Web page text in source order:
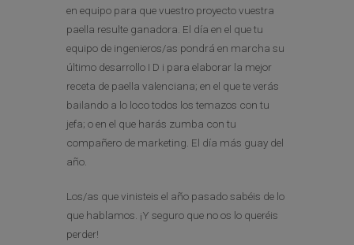
en equipo para quevuestro proyectovuestra
paella resulte ganadora. El día en el que tu
equipo de ingenieros/as pondrá en marcha su
último desarrollo I D i para elaborar la mejor
receta de paella valenciana; en el que te verás
bailando a lo loco todos los temazos con tu
jefa; o en el que harás zumba con tu
compañero de marketing. El día más guay del
año.
Los/as que vinisteis el año pasado sabéis de lo
que hablamos. ¡Y seguro que no os lo queréis
perder!